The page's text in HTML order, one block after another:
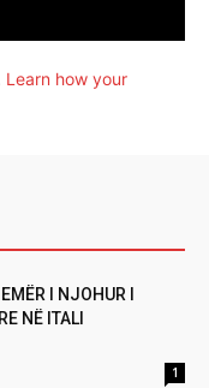
Learn how your
I NJOHUR I
NË ITALI
1